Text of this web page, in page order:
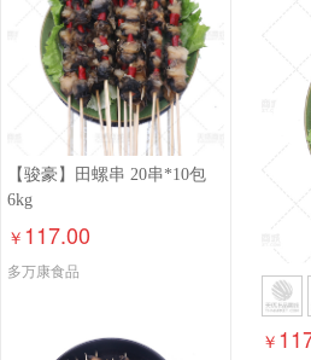
【骏豪】田螺串 20串*10包
6kg
￥ 117.00
多万康食品
￥